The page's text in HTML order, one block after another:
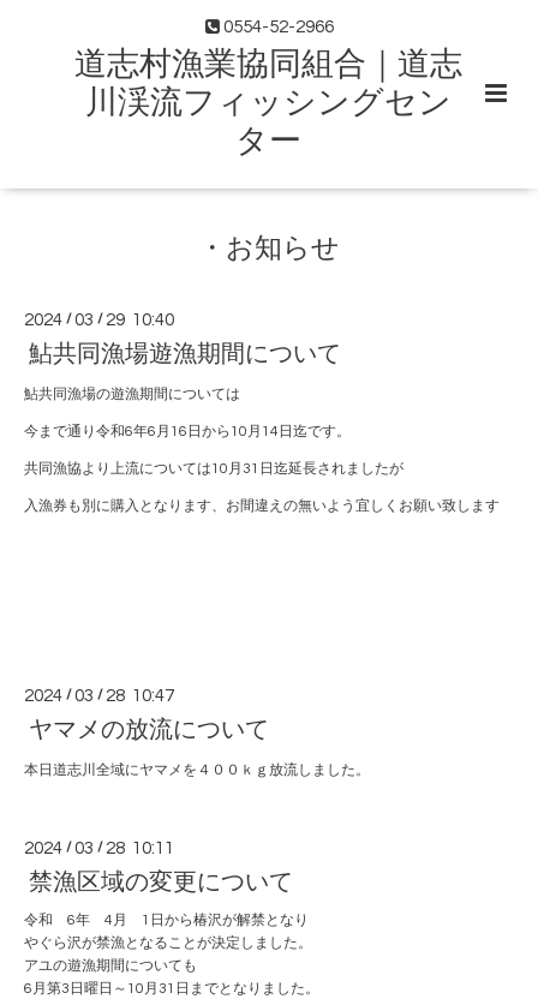
0554-52-2966
道志村漁業協同組合｜道志
川渓流フィッシングセン
ター
・お知らせ
2024 /03 / 29 10:40
鮎共同漁場遊漁期間について
鮎共同漁場の遊漁期間については
今まで通り令和6年6月16日から10月14日迄です。
共同漁協より上流については10月31日迄延長されましたが
入漁券も別に購入となります、お間違えの無いよう宜しくお願い致します
2024 /03 / 28 10:47
ヤマメの放流について
本日道志川全域にヤマメを４００ｋｇ放流しました。
2024 /03 / 28 10:11
禁漁区域の変更について
令和 6年 4月 1日から椿沢が解禁となり
やぐら沢が禁漁となることが決定しました。
アユの遊漁期間についても
6月第3日曜日～10月31日までとなりました。